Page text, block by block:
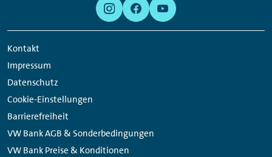
Kontakt
Impressum
Datenschutz
Cookie-Einstellungen
Barrierefreiheit
VW Bank AGB & Sonderbedingungen
VW Bank Preise & Konditionen
Links